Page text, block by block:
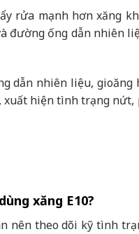
rửa mạnh hơn xăng
đường ống dẫn nhiên
dẫn nhiên liệu,
hiện tình trạng
xăng E10?
nên theo dõi kỹ tình